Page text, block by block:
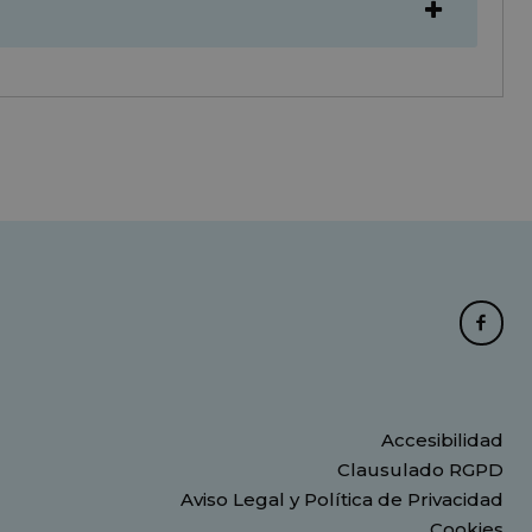
Accesibilidad
Clausulado RGPD
Aviso Legal y Política de Privacidad